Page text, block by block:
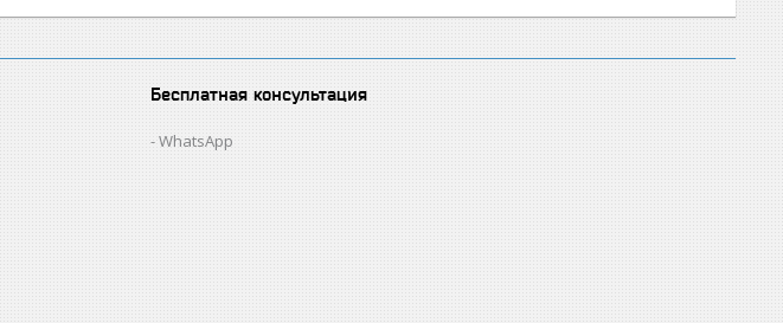
Бесплатная консультация
WhatsApp